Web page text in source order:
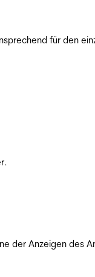
für den
der Anzeigen des